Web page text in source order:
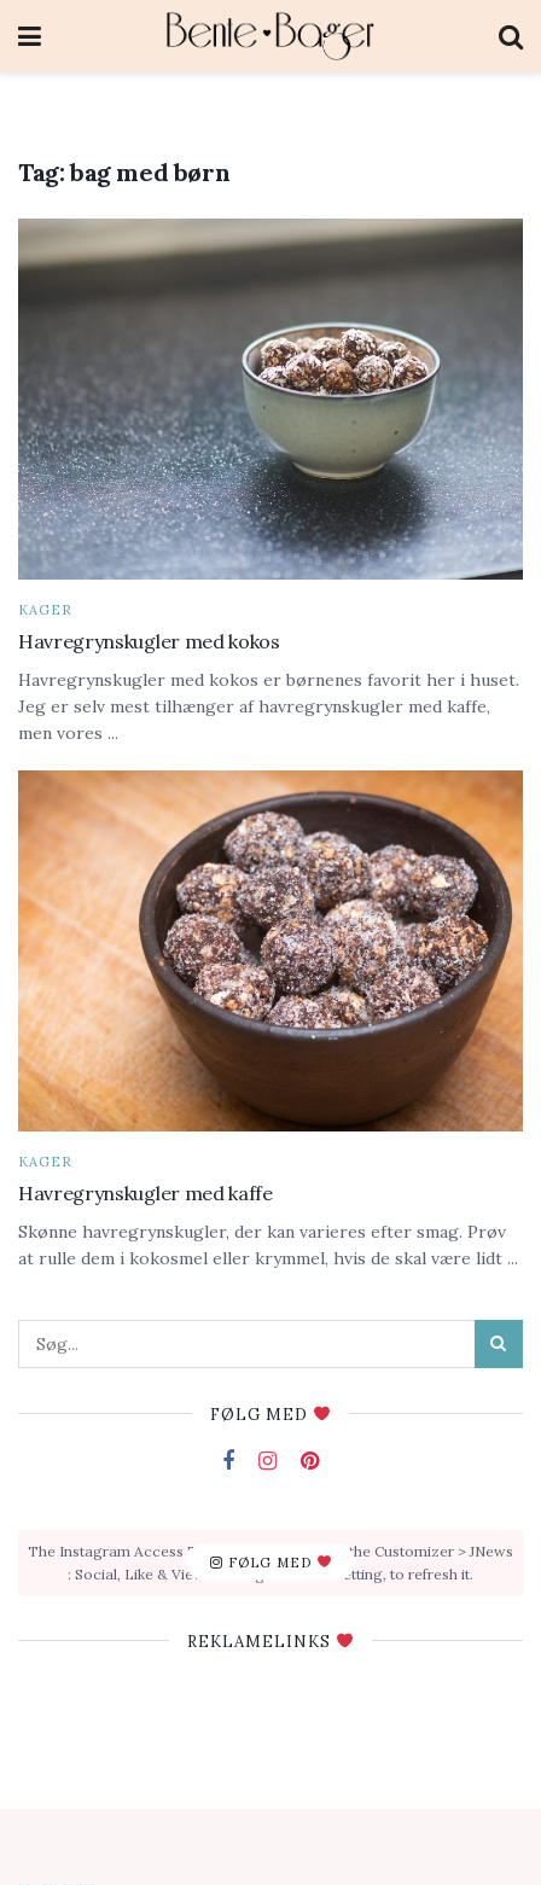
Tag:bag med børn
KAGER
Havregrynskugler med kokos
Havregrynskugler med kokos er børnenes favorit her i huset.
Jeg er selv mest tilhænger af havregrynskugler med kaffe,
men vores ...
KAGER
Havregrynskugler med kaffe
Skønne havregrynskugler, der kan varieres efter smag. Prøv
at rulle dem i kokosmel eller krymmel, hvis de skal være lidt ...
FØLG MED
FØLG MED
The Instagram Access Token is expired, Go to the Customizer > JNews
: Social, Like & View > Instagram Feed Setting, to refresh it.
REKLAMELINKS